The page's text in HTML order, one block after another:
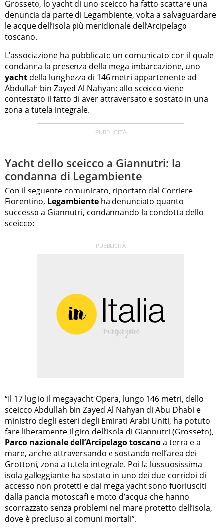
Grosseto, lo yacht di uno sceicco ha fatto scattare una
denuncia da parte di Legambiente, volta a salvaguardare
le acque dell’isola più meridionale dell’Arcipelago
toscano.
L’associazione ha pubblicato un comunicato con il quale
condanna la presenza della mega imbarcazione, uno
yacht della lunghezza di 146 metri appartenente ad
Abdullah bin Zayed Al Nahyan: allo sceicco viene
contestato il fatto di aver attraversato e sostato in una
zona a tutela integrale.
Yacht dello sceicco a Giannutri: la
condanna di Legambiente
Con il seguente comunicato, riportato dal Corriere
Fiorentino, Legambiente ha denunciato quanto
successo a Giannutri, condannando la condotta dello
sceicco:
“Il 17 luglio il megayacht Opera, lungo 146 metri, dello
sceicco Abdullah bin Zayed Al Nahyan di Abu Dhabi e
ministro degli esteri degli Emirati Arabi Uniti, ha potuto
fare liberamente il giro dell’isola di Giannutri (Grosseto),
Parco nazionale dell’Arcipelago toscanoa terra e a
mare, anche attraversando e sostando nell’area dei
Grottoni, zona a tutela integrale. Poi la lussuosissima
isola galleggiante ha sostato in uno dei due corridoi di
accesso non protetti e dal mega yacht sono fuoriusciti
dalla pancia motoscafi e moto d’acqua che hanno
scorrazzato senza problemi nel mare protetto dell’isola,
dove è precluso ai comuni mortali”.